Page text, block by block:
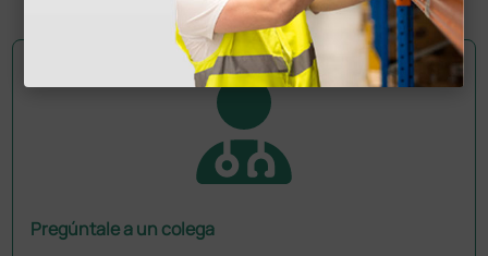
Pregúntale a un colega